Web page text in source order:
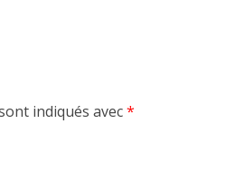
indiqués avec*